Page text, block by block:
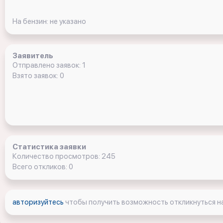
На бензин: не указано
Заявитель
Отправлено заявок: 1
Взято заявок: 0
Статистика заявки
Количество просмотров: 245
Всего откликов: 0
авторизуйтесь чтобы получить возможность откликнуться